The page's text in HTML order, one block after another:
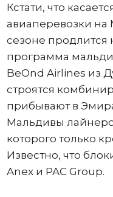
Кстати, что
авиаперевозки
сезоне
программа
BeOnd Airlines из
строятся
прибывают в
Мальдивы
которого только
Известно, что
Anex и PAC Group.